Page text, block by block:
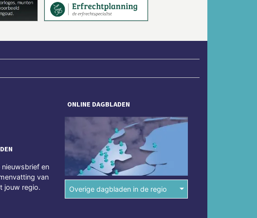
en
van
jouw regio.
ONLINE DAGBLADEN
Overige dagbladen in de regio